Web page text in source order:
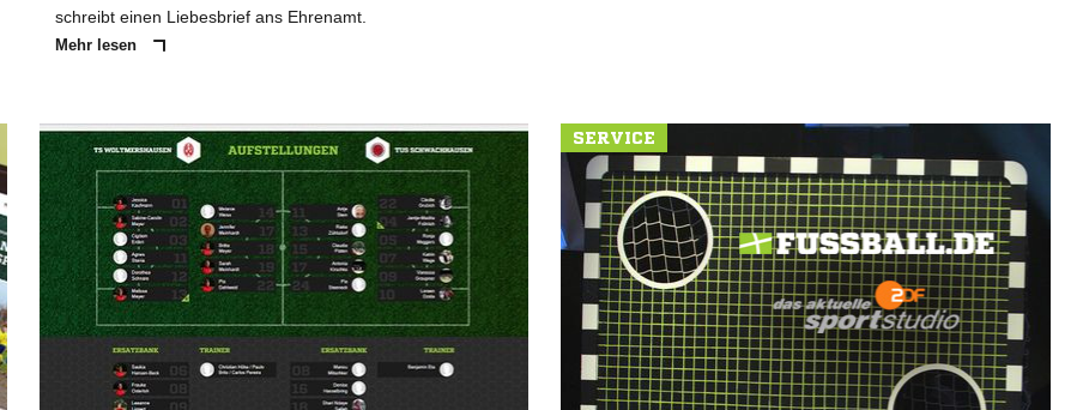
schreibt einen Liebesbrief ans Ehrenamt.
Mehr lesen
SERVICE